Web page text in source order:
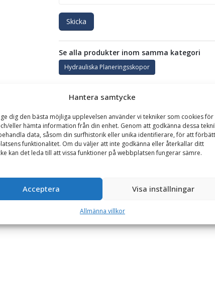
Hantera samtycke
dig den bästa möjliga upplevelsen använder vi tekniker som cookies
eller hämta information från din enhet. Genom att godkänna dessa
data, såsom din surfhistorik eller unika identifierare, för att
funktionalitet. Om du väljer att inte godkänna eller återkallar ditt
kan det leda till att vissa funktioner på webbplatsen fungerar sämre.
Acceptera Visa inställningar
Allmänna villkor
Skicka
Se alla produkter inom samma kategori
Hydrauliska Planeringsskopor
liter, bredd 2000 mm
Skopan är tillverkad på Götene UFOs fabrik i Götene.
kan skopan tilta 40 grader.